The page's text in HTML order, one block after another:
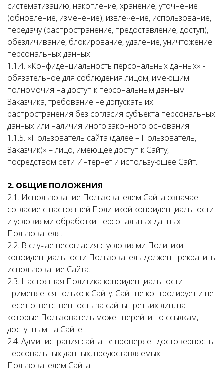
систематизацию, накопление, хранение, уточнение
(обновление, изменение), извлечение, использование,
передачу (распространение, предоставление, доступ),
обезличивание, блокирование, удаление, уничтожение
персональных данных.
1.1.4. «Конфиденциальность персональных данных» -
обязательное для соблюдения лицом, имеющим
полномочия на доступ к персональным данным
Заказчика, требование не допускать их
распространения без согласия субъекта персональных
данных или наличия иного законного основания.
1.1.5. «Пользователь сайта (далее – Пользователь,
Заказчик)» – лицо, имеющее доступ к Сайту,
посредством сети Интернет и использующее Сайт.
2. ОБЩИЕ ПОЛОЖЕНИЯ
2.1. Использование Пользователем Сайта означает
согласие с настоящей Политикой конфиденциальности
и условиями обработки персональных данных
Пользователя.
2.2. В случае несогласия с условиями Политики
конфиденциальности Пользователь должен прекратить
использование Сайта.
2.3. Настоящая Политика конфиденциальности
применяется только к Сайту. Сайт не контролирует и не
несет ответственность за сайты третьих лиц, на
которые Пользователь может перейти по ссылкам,
доступным на Сайте.
2.4. Администрация сайта не проверяет достоверность
персональных данных, предоставляемых
Пользователем Сайта.